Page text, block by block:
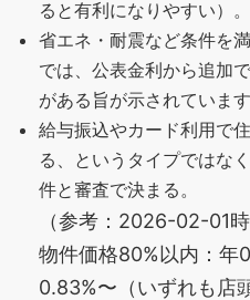
ると有利になりやすい）。
省エネ・耐震など条件を
では、公表金利から追加
がある旨が示されていま
給与振込やカード利用で
る、というタイプではな
件と審査で決まる。
（参考：2026-02-01時
物件価格80%以内：年
0.83%〜（いずれも店